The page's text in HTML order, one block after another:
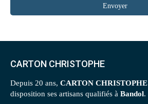
Envoyer
CARTON CHRISTOPHE
Depuis 20 ans, CARTON CHRISTOPHE
disposition ses artisans qualifiés à Bandol.